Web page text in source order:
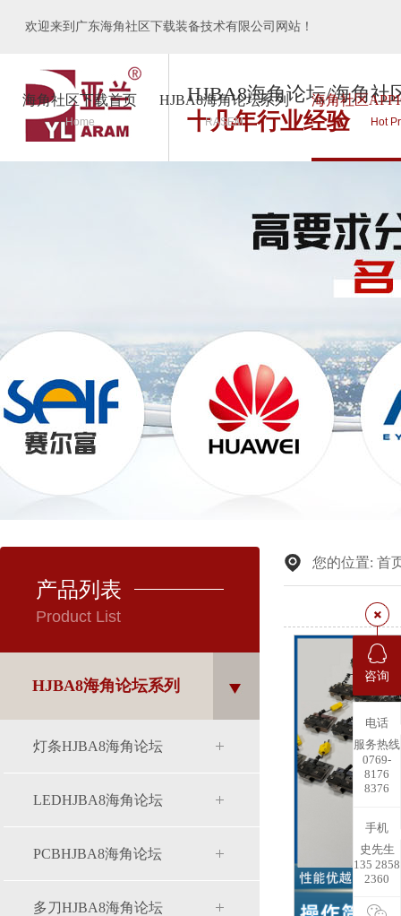
欢迎来到广东海角社区下载装备技术有限公司网站！
HJBA8海角论坛/海角社
十几年行业经验
海角社区下载首页
Home
HJBA8海角论坛系列
RASEM
海角社区
Hot
产品列表
Product List
HJBA8海角论坛系列
灯条HJBA8海角论坛
LEDHJBA8海角论坛
PCBHJBA8海角论坛
多刀HJBA8海角论坛
您的位置: 首
咨询
电话
服务热线
0769-
8176
8376
手机
史先生
135 2858
2360